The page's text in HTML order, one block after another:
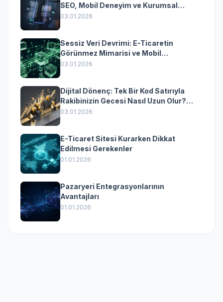
SEO, Mobil Deneyim ve Kurumsal
Yazılımın Kazandıran Senkronizasyonu
03.01.2026
Sessiz Veri Devrimi: E-Ticaretin
Görünmez Mimarisi ve Mobil
Dönüşümün Kurumsal Anahtarı
03.01.2026
Dijital Dönenç: Tek Bir Kod Satırıyla
Rakibinizin Gecesi Nasıl Uzun Olur?
(Kurumsal Yazılımın Güçlü Rolü)
03.01.2026
E-Ticaret Sitesi Kurarken Dikkat
Edilmesi Gerekenler
01.01.2026
Pazaryeri Entegrasyonlarının
Avantajları
01.01.2026